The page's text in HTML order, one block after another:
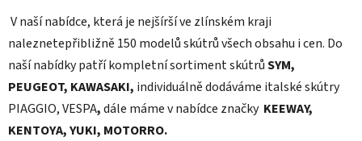
V naší nabídce, která je nejšírší ve zlínském kraji
naleznetepřibližně 150 modelů skútrů všech obsahu i cen. Do
naší nabídky patří kompletní sortiment skútrůSYM,
PEUGEOT, KAWASAKI, individuálně dodáváme italské skútry
PIAGGIO, VESPA,dále máme v nabídce značky KEEWAY,
KENTOYA, YUKI, MOTORRO.